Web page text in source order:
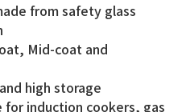
from safety glass
Mid-coat and
high storage
induction cookers, gas